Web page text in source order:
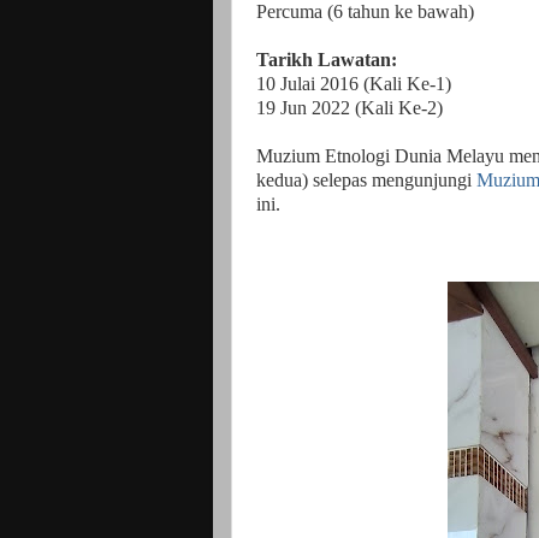
Percuma (6 tahun ke bawah)
Tarikh Lawatan:
10 Julai 2016 (Kali Ke-1)
19 Jun 2022 (Kali Ke-2)
Muzium Etnologi Dunia Melayu
kedua) selepas mengunjungi
ini.